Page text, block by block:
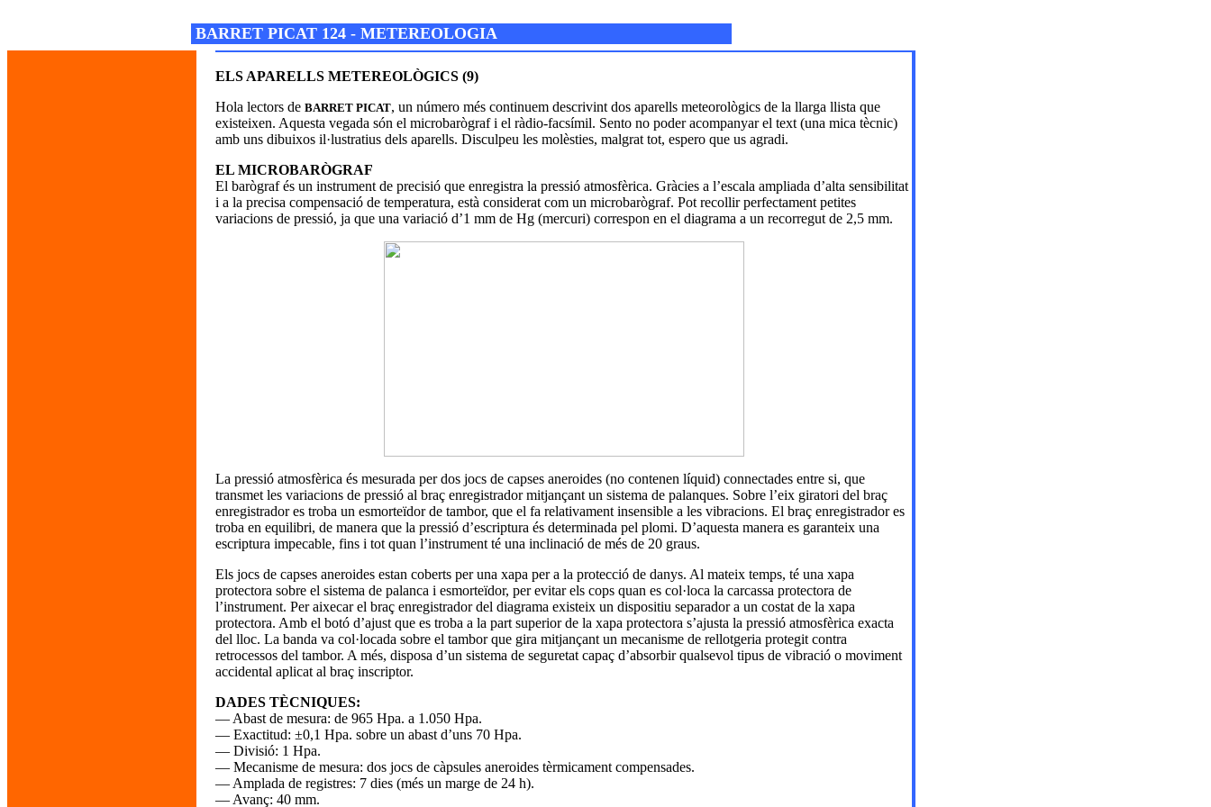
BARRET PICAT 124 - METEREOLOGIA
ELS APARELLS METEREOLÒGICS (9)
Hola lectors de BARRET PICAT, un número més continuem descrivint dos aparells meteorològics de la llarga llista que
existeixen. Aquesta vegada són el microbarògraf i el ràdio-facsímil. Sento no poder acompanyar el text (una mica tècnic)
amb uns dibuixos il·lustratius dels aparells. Disculpeu les molèsties, malgrat tot, espero que us agradi.
EL MICROBARÒGRAF
El barògraf és un instrument de precisió que enregistra la pressió atmosfèrica. Gràcies a l’escala ampliada d’alta sensibilitat
i a la precisa compensació de temperatura, està considerat com un microbarògraf. Pot recollir perfectament petites
variacions de pressió, ja que una variació d’1 mm de Hg (mercuri) correspon en el diagrama a un recorregut de 2,5 mm.
La pressió atmosfèrica és mesurada per dos jocs de capses aneroides (no contenen líquid) connectades entre si, que
transmet les variacions de pressió al braç enregistrador mitjançant un sistema de palanques. Sobre l’eix giratori del braç
enregistrador es troba un esmorteïdor de tambor, que el fa relativament insensible a les vibracions. El braç enregistrador es
troba en equilibri, de manera que la pressió d’escriptura és determinada pel plomi. D’aquesta manera es garanteix una
escriptura impecable, fins i tot quan l’instrument té una inclinació de més de 20 graus.
Els jocs de capses aneroides estan coberts per una xapa per a la protecció de danys. Al mateix temps, té una xapa
protectora sobre el sistema de palanca i esmorteïdor, per evitar els cops quan es col·loca la carcassa protectora de
l’instrument. Per aixecar el braç enregistrador del diagrama existeix un dispositiu separador a un costat de la xapa
protectora. Amb el botó d’ajust que es troba a la part superior de la xapa protectora s’ajusta la pressió atmosfèrica exacta
del lloc. La banda va col·locada sobre el tambor que gira mitjançant un mecanisme de rellotgeria protegit contra
retrocessos del tambor. A més, disposa d’un sistema de seguretat capaç d’absorbir qualsevol tipus de vibració o moviment
accidental aplicat al braç inscriptor.
DADES TÈCNIQUES:
— Abast de mesura: de 965 Hpa. a 1.050 Hpa.
— Exactitud: ±0,1 Hpa. sobre un abast d’uns 70 Hpa.
— Divisió: 1 Hpa.
— Mecanisme de mesura: dos jocs de càpsules aneroides tèrmicament compensades.
— Amplada de registres: 7 dies (més un marge de 24 h).
— Avanç: 40 mm.